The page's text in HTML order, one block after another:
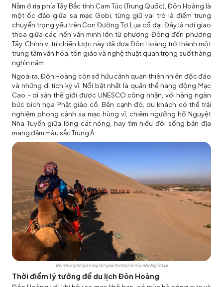
Nằm ở rìa phía Tây Bắc tỉnh Cam Túc (Trung Quốc), Đôn Hoàng là
một ốc đảo giữa sa mạc Gobi, từng giữ vai trò là điểm trung
chuyển trọng yếu trên Con Đường Tơ Lụa cổ đại. Đây là nơi giao
thoa giữa các nền văn minh lớn từ phương Đông đến phương
Tây. Chính vị trí chiến lược này đã đưa Đôn Hoàng trở thành một
trung tâm văn hóa, tôn giáo và nghệ thuật quan trọng suốt hàng
nghìn năm.
Ngoài ra, Đôn Hoàng còn sở hữu cảnh quan thiên nhiên độc đáo
và những di tích kỳ vĩ. Nổi bật nhất là quần thể hang động Mạc
Cao – di sản thế giới được UNESCO công nhận, với hàng ngàn
bức bích họa Phật giáo cổ. Bên cạnh đó, du khách có thể trải
nghiệm phong cảnh sa mạc hùng vĩ, chiêm ngưỡng hồ Nguyệt
Nha Tuyền giữa lòng cát nóng, hay tìm hiểu đời sống bản địa
mang đậm màu sắc Trung Á.
Đôn Hoàng từng là trung tâm giao thương trên Con Đường Tơ Lụa
Thời điểm lý tưởng để du lịch Đôn Hoàng